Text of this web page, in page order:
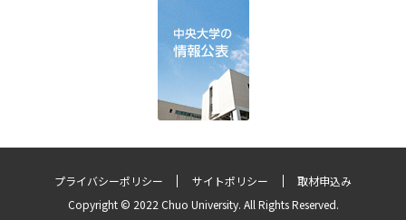
プライバシーポリシー サイトポリシー
取材申込み
Copyright © 2022 Chuo University. All Rights Reserved.